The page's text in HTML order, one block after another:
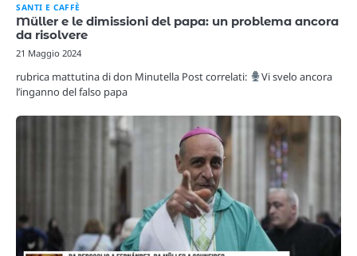
SANTI E CAFFÈ
Müller e le dimissioni del papa: un problema ancora
da risolvere
21 Maggio 2024
rubrica mattutina di don Minutella Post correlati:
Vi svelo ancora
l’inganno del falso papa